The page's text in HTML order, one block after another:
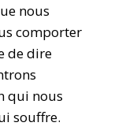
nous
comporter
de dire
qui nous
souffre.